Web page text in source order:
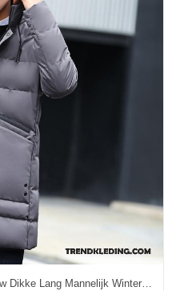
Donsjas Heren Katoenen Jas Nieuw Dikke Lang Mannelijk Winter Kleding Grijs